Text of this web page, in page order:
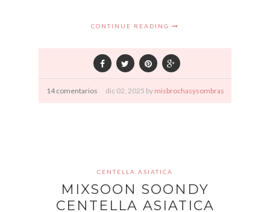
CONTINUE READING
14 comentarios dic 02, 2025 by misbrochasysombras
CENTELLA ASIATICA
MIXSOON SOONDY
CENTELLA ASIATICA